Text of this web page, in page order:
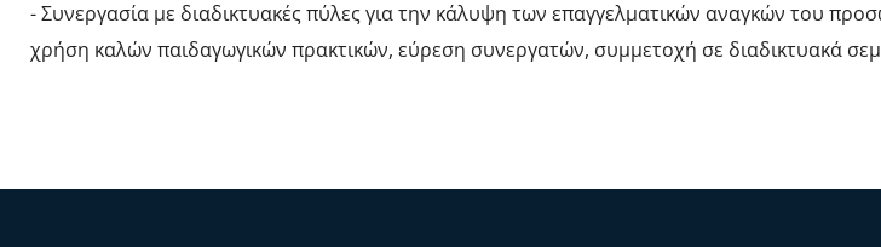
- Συνεργασία με διαδικτυακές πύλες για την κάλυψη των επαγγελματικών αναγκών του
χρήση καλών παιδαγωγικών πρακτικών, εύρεση συνεργατών, συμμετοχή σε διαδικτυακά